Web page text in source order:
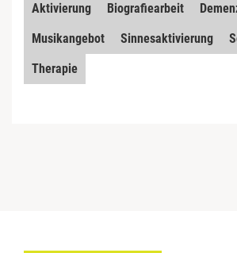
Aktivierung Biografiearbeit
Musikangebot
Sinnesaktivierung
Therapie